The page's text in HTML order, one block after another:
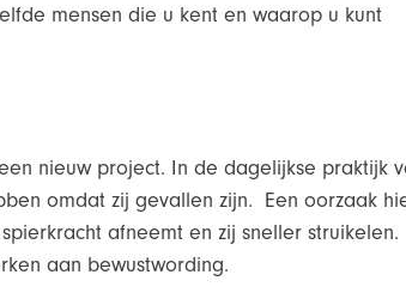
mensen die u kent en waarop u kunt
nieuw project. In de dagelijkse praktijk
omdat zij gevallen zijn. Een oorzaak
afneemt en zij sneller
aan bewustwording.